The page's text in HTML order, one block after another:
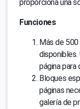
proporciona una
Funciones
Más de
página
Bloques
páginas
galería de